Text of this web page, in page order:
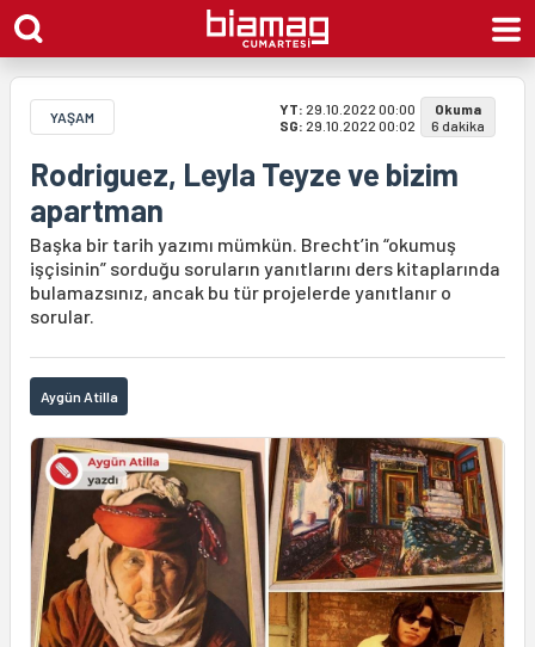
YAŞAM YT: 29.10.2022 00:00
SG: 29.10.2022 00:02
Okuma
6 dakika
Rodriguez, Leyla Teyze ve bizim
apartman
Başka bir tarih yazımı mümkün. Brecht’in “okumuş
işçisinin” sorduğu soruların yanıtlarını ders kitaplarında
bulamazsınız, ancak bu tür projelerde yanıtlanır o
sorular.
Aygün Atilla